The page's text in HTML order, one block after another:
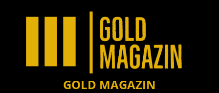
GOLD MAGAZIN